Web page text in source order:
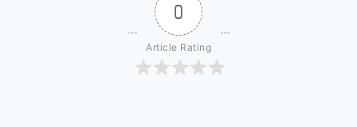
0
Article Rating